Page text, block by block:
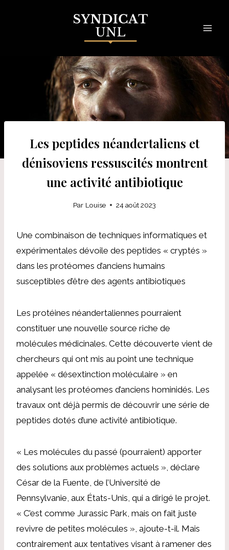
Les peptides néandertaliens et
dénisoviens ressuscités montrent
une activité antibiotique
Par Louise 24 août 2023
Une combinaison de techniques informatiques et
expérimentales dévoile des peptides « cryptés »
dans les protéomes d’anciens humains
susceptibles d’être des agents antibiotiques
Les protéines néandertaliennes pourraient
constituer une nouvelle source riche de
molécules médicinales. Cette découverte vient de
chercheurs qui ont mis au point une technique
appelée « désextinction moléculaire » en
analysant les protéomes d’anciens hominidés. Les
travaux ont déjà permis de découvrir une série de
peptides dotés d’une activité antibiotique.
« Les molécules du passé (pourraient) apporter
des solutions aux problèmes actuels », déclare
César de la Fuente, de l’Université de
Pennsylvanie, aux États-Unis, qui a dirigé le projet.
« C’est comme Jurassic Park, mais on fait juste
revivre de petites molécules », ajoute-t-il. Mais
contrairement aux tentatives visant à ramener des